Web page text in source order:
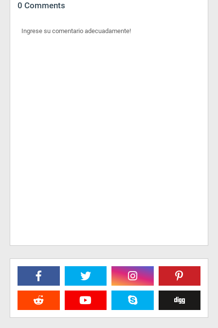
0 Comments
Ingrese su comentario adecuadamente!